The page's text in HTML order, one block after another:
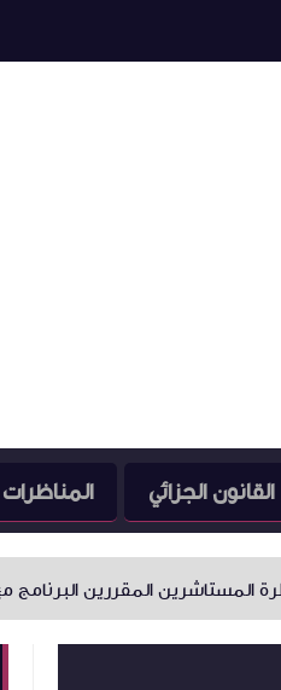
القانون الجزائي المناظرات
البرنامج مع المراجع